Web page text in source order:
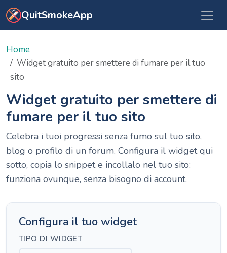
Vai al contenuto principale
QuitSmokeApp
Home
Widget gratuito per smettere di fumare per il tuo
sito
Widget gratuito per smettere di
fumare per il tuo sito
Celebra i tuoi progressi senza fumo sul tuo sito,
blog o profilo di un forum. Configura il widget qui
sotto, copia lo snippet e incollalo nel tuo sito:
funziona ovunque, senza bisogno di account.
Configura il tuo widget
TIPO DI WIDGET